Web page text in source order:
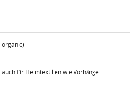
organic)
für Heimtextilien wie Vorhänge.